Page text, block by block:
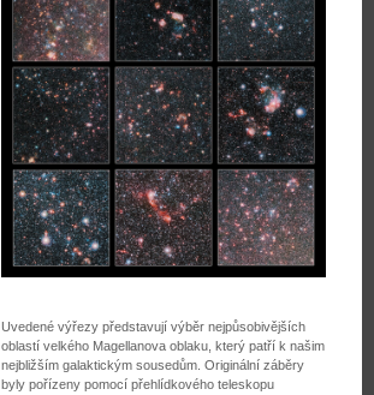
Uvedené výřezy představují výběr nejpůsobivějších
oblastí velkého Magellanova oblaku, který patří k našim
nejbližším galaktickým sousedům. Originální záběry
byly pořízeny pomocí přehlídkového teleskopu